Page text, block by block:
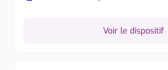
Voir le dispositif